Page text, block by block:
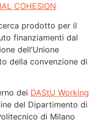
COHESION
prodotto per il
finanziamenti dal
dell’Unione
della convenzione di
dei DAStU Working
del Dipartimento di
di Milano